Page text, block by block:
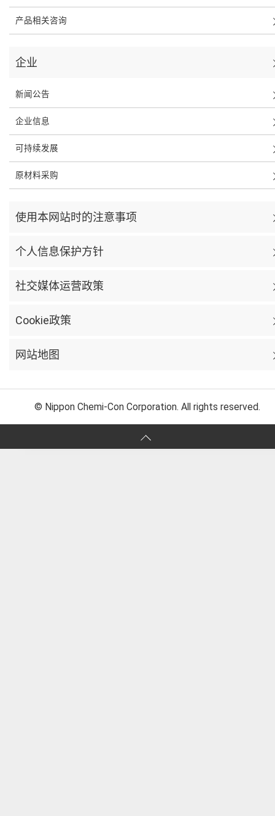
产品相关咨询
企业
新闻公告
企业信息
可持续发展
原材料采购
使用本网站时的注意事项
个人信息保护方针
社交媒体运营政策
Cookie政策
网站地图
© Nippon Chemi-Con Corporation. All rights reserved.